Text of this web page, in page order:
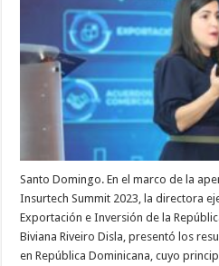
Santo Domingo. En el marco de la
Insurtech Summit 2023, la directora
Exportación e Inversión de la
Biviana Riveiro Disla, presentó los
en República Dominicana, cuyo